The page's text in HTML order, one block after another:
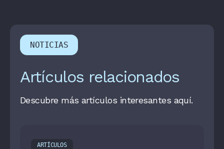
NOTICIAS
Artículos relacionados
Descubre más artículos interesantes aquí.
ARTÍCULOS